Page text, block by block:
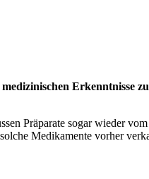
Erkenntnisse
Präparate sogar wieder
Medikamente vorher